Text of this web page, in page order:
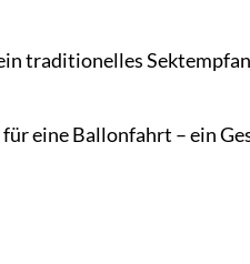
traditionelles
eine Ballonfahrt – ein